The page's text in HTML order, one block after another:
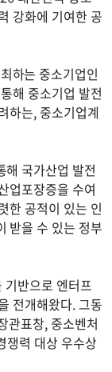
강화에 기여한 공
하는 중소기업인
해 중소기업 발전
하는, 중소기업계
해 국가산업 발전
업포장증을 수여
한 공적이 있는 인
받을 수 있는 정부
반으로 엔터프
전개해왔다. 그동
관표창, 중소벤처
쟁력 대상 우수상